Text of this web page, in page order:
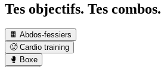
Tes objectifs. Tes combos.
🍫 Abdos-fessiers
🥵 Cardio training
🥊 Boxe